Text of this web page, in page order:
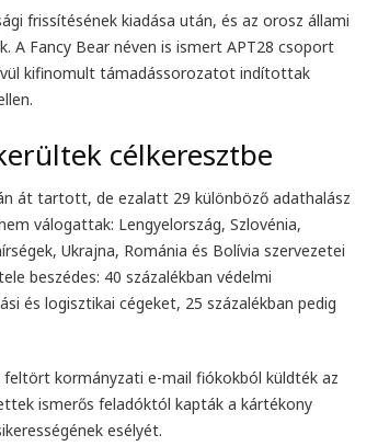
frissítésének kiadása után, és az orosz állami
A Fancy Bear néven is ismert APT28 csoport
kifinomult támadássorozatot indítottak
célkeresztbe
át tartott, de ezalatt 29 különböző adathalász
válogattak: Lengyelország, Szlovénia,
Ukrajna, Románia és Bolívia szervezetei
beszédes: 40 százalékban védelmi
és logisztikai cégeket, 25 százalékban pedig
kormányzati e-mail fiókokból küldték az
ismerős feladóktól kapták a kártékony
esélyét.